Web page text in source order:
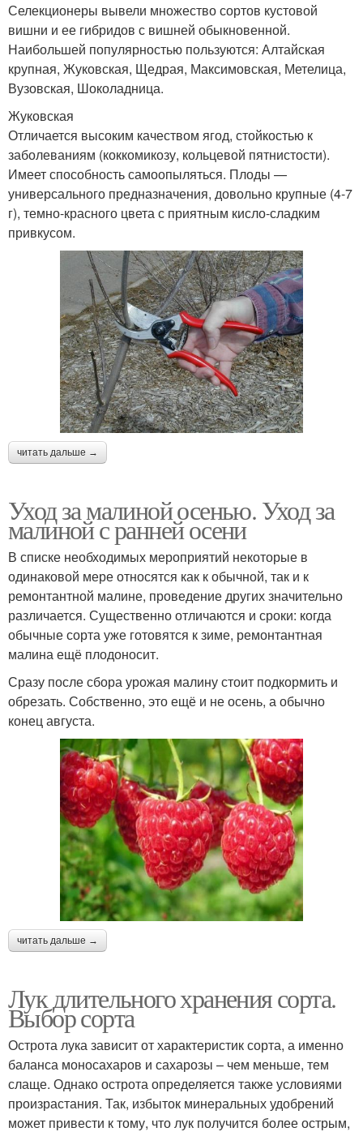
Селекционеры вывели множество сортов кустовой
вишни и ее гибридов с вишней обыкновенной.
Наибольшей популярностью пользуются: Алтайская
крупная, Жуковская, Щедрая, Максимовская, Метелица,
Вузовская, Шоколадница.
Жуковская
Отличается высоким качеством ягод, стойкостью к
заболеваниям (коккомикозу, кольцевой пятнистости).
Имеет способность самоопыляться. Плоды —
универсального предназначения, довольно крупные (4-7
г), темно-красного цвета с приятным кисло-сладким
привкусом.
читать дальше →
Уход за малиной осенью. Уход за
малиной с ранней осени
В списке необходимых мероприятий некоторые в
одинаковой мере относятся как к обычной, так и к
ремонтантной малине, проведение других значительно
различается. Существенно отличаются и сроки: когда
обычные сорта уже готовятся к зиме, ремонтантная
малина ещё плодоносит.
Сразу после сбора урожая малину стоит подкормить и
обрезать. Собственно, это ещё и не осень, а обычно
конец августа.
читать дальше →
Лук длительного хранения сорта.
Выбор сорта
Острота лука зависит от характеристик сорта, а именно
баланса моносахаров и сахарозы – чем меньше, тем
слаще. Однако острота определяется также условиями
произрастания. Так, избыток минеральных удобрений
может привести к тому, что лук получится более острым,